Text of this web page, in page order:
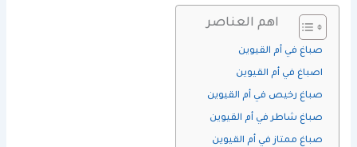
اهم العناصر
صباغ في أم القيوين
اصباغ في أم القيوين
صباغ رخيص في أم القيوين
صباغ شاطر في أم القيوين
صباغ ممتاز في أم القيوين